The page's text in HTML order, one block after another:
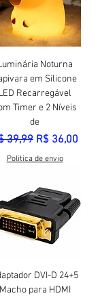
Noturna
em Silicone
Recarregável
Timer e 2 Níveis
de
normal
39,99 Preço
R$ 36,00
Politica de envio
DVI-D 24+5
Macho para HDMI